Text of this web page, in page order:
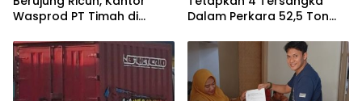
Wasprod PT Timah di
Dalam Perkara 52,5 Ton
Belitung